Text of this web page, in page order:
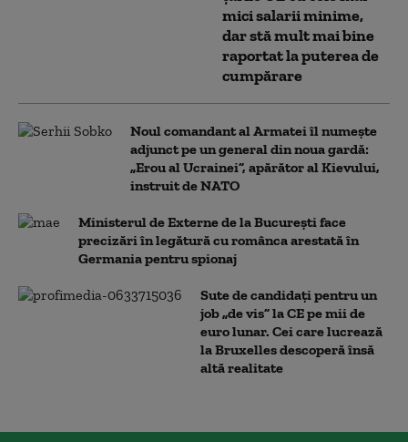
mici salarii minime,
dar stă mult mai bine
raportat la puterea de
cumpărare
Noul comandant al Armatei îl numește
adjunct pe un general din noua gardă:
„Erou al Ucrainei”, apărător al Kievului,
instruit de NATO
Ministerul de Externe de la București face
precizări în legătură cu românca arestată în
Germania pentru spionaj
Sute de candidați pentru un
job „de vis” la CE pe mii de
euro lunar. Cei care lucrează
la Bruxelles descoperă însă
altă realitate